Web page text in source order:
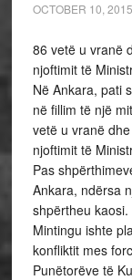
OCTOBER 10, 2015
86 vetë u vranë
njoftimit të
Në Ankara, pati
në fillim të një
vetë u vranë
njoftimit të
Pas
Ankara, ndërsa
shpërtheu kaosi.
Mintingu ishte
konfliktit mes
Punëtorëve të